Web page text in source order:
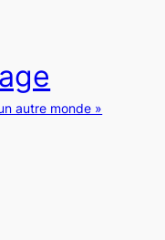
autre monde »